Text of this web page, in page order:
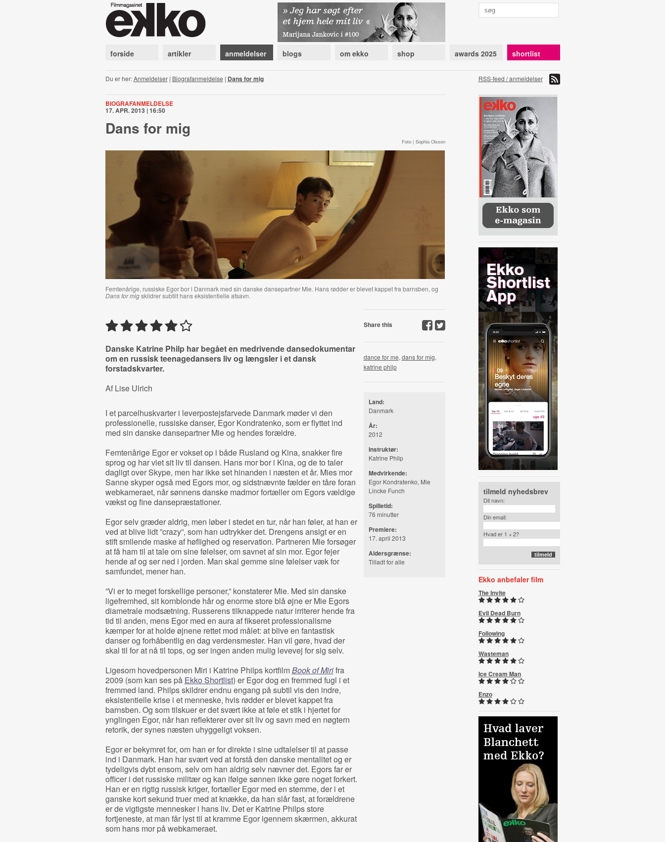
forside artikler anmeldelser blogs om ekko shop awards 2025 shortlist
Du er her:Anmeldelser| Biografanmeldelse | Dans for mig RSS-feed / anmeldelser
BIOGRAFANMELDELSE
17. APR. 2013 | 16:50
Dans for mig
Foto | Sophia Olsson
Femtenårige, russiske Egor bor i Danmark med sin danske dansepartner Mie. Hans rødder er blevet kappet fra barnsben, og
Dans for migskildrer subtilt hans eksistentielle afsavn.
Danske Katrine Philp har begået en medrivende dansedokumentar
om en russisk teenagedansers liv og længsler i et dansk
forstadskvarter.
Af Lise Ulrich
I et parcelhuskvarter i leverpostejsfarvede Danmark møder vi den
professionelle, russiske danser, Egor Kondratenko, som er flyttet ind
med sin danske dansepartner Mie og hendes forældre.
Femtenårige Egor er vokset op i både Rusland og Kina, snakker fire
sprog og har viet sit liv til dansen. Hans mor bor i Kina, og de to taler
dagligt over Skype, men har ikke set hinanden i næsten et år. Mies mor
Sanne skyper også med Egors mor, og sidstnævnte fælder en tåre foran
webkameraet, når sønnens danske madmor fortæller om Egors vældige
vækst og fine dansepræstationer.
Egor selv græder aldrig, men løber i stedet en tur, når han føler, at han er
ved at blive lidt ”crazy”, som han udtrykker det. Drengens ansigt er en
stift smilende maske af høflighed og reservation. Partneren Mie forsøger
at få ham til at tale om sine følelser, om savnet af sin mor. Egor fejer
hende af og ser ned i jorden. Man skal gemme sine følelser væk for
samfundet, mener han.
”Vi er to meget forskellige personer,” konstaterer Mie. Med sin danske
ligefremhed, sit kornblonde hår og enorme store blå øjne er Mie Egors
diametrale modsætning. Russerens tilknappede natur irriterer hende fra
tid til anden, mens Egor med en aura af fikseret professionalisme
kæmper for at holde øjnene rettet mod målet: at blive en fantastisk
danser og forhåbentlig en dag verdensmester. Han vil gøre, hvad der
skal til for at nå til tops, og ser ingen anden mulig levevej for sig selv.
Ligesom hovedpersonen Miri i Katrine Philps kortfilmBook of Mirifra
2009 (som kan ses på Ekko Shortlist) er Egor dog en fremmed fugl i et
fremmed land. Philps skildrer endnu engang på subtil vis den indre,
eksistentielle krise i et menneske, hvis rødder er blevet kappet fra
barnsben. Og som tilskuer er det svært ikke at føle et stik i hjertet for
ynglingen Egor, når han reflekterer over sit liv og savn med en nøgtern
retorik, der synes næsten uhyggeligt voksen.
Egor er bekymret for, om han er for direkte i sine udtalelser til at passe
ind i Danmark. Han har svært ved at forstå den danske mentalitet og er
tydeligvis dybt ensom, selv om han aldrig selv nævner det. Egors far er
officer i det russiske militær og kan ifølge sønnen ikke gøre noget forkert.
Han er en rigtig russisk kriger, fortæller Egor med en stemme, der i et
ganske kort sekund truer med at knække, da han slår fast, at forældrene
er de vigtigste mennesker i hans liv. Det er Katrine Philps store
fortjeneste, at man får lyst til at kramme Egor igennem skærmen, akkurat
som hans mor på webkameraet.
Share this
dance for me, dans for mig,
katrine philp
Land:
Danmark
År:
2012
Instruktør:
Katrine Philp
Medvirkende:
Egor Kondratenko, Mie
Lincke Funch
Spilletid:
76 minutter
Premiere:
17. april 2013
Aldersgrænse:
Tilladt for alle
tilmeld nyhedsbrev
Dit navn:
Din email:
Hvad er 1 + 2?
Ekko anbefaler film
The Invite
Evil Dead Burn
Following
Wasteman
Ice Cream Man
Enzo